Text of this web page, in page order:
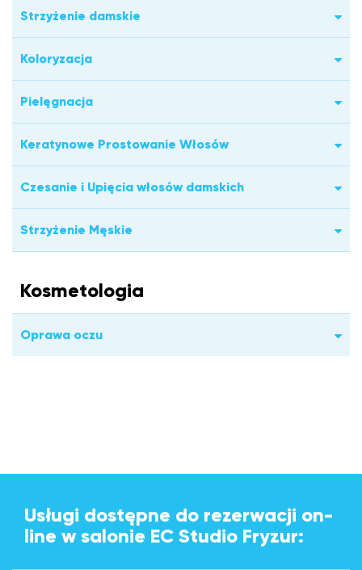
Strzyżenie damskie
Koloryzacja
Pielęgnacja
Keratynowe Prostowanie Włosów
Czesanie i Upięcia włosów damskich
Strzyżenie Męskie
Kosmetologia
Oprawa oczu
Usługi dostępne do rezerwacji on-
line w salonie EC Studio Fryzur: